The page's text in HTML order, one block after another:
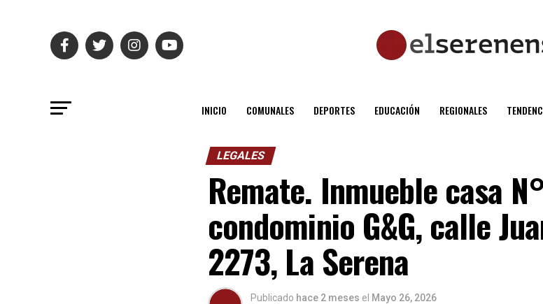
INICIO COMUNALES DEPORTES EDUCACIÓN REGIONALES
LEGALES
Remate. Inmueble casa
condominio G&G, calle
2273, La Serena
Publicado hace 2 meses el Mayo 26, 2026